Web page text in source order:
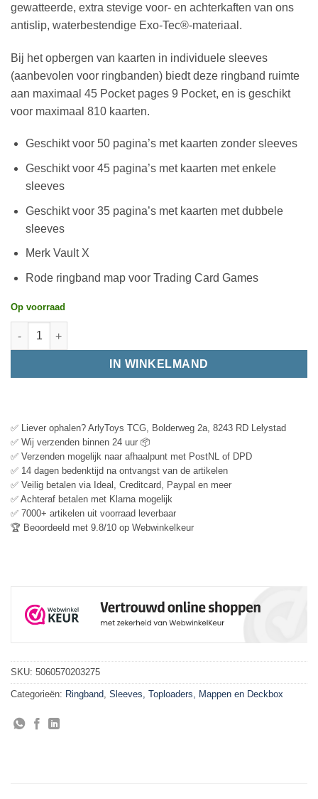
gewatteerde, extra stevige voor- en achterkaften van ons
antislip, waterbestendige Exo-Tec®-materiaal.
Bij het opbergen van kaarten in individuele sleeves
(aanbevolen voor ringbanden) biedt deze ringband ruimte
aan maximaal 45 Pocket pages 9 Pocket, en is geschikt
voor maximaal 810 kaarten.
Geschikt voor 50 pagina’s met kaarten zonder sleeves
Geschikt voor 45 pagina’s met kaarten met enkele
sleeves
Geschikt voor 35 pagina’s met kaarten met dubbele
sleeves
Merk Vault X
Rode ringband map voor Trading Card Games
Op voorraad
IN WINKELMAND
✅ Liever ophalen? ArlyToys TCG, Bolderweg 2a, 8243 RD Lelystad
✅ Wij verzenden binnen 24 uur 📦
✅ Verzenden mogelijk naar afhaalpunt met PostNL of DPD
✅ 14 dagen bedenktijd na ontvangst van de artikelen
✅ Veilig betalen via Ideal, Creditcard, Paypal en meer
✅ Achteraf betalen met Klarna mogelijk
✅ 7000+ artikelen uit voorraad leverbaar
🏆 Beoordeeld met 9.8/10 op Webwinkelkeur
SKU: 5060570203275
Categorieën: Ringband, Sleeves, Toploaders, Mappen en Deckbox